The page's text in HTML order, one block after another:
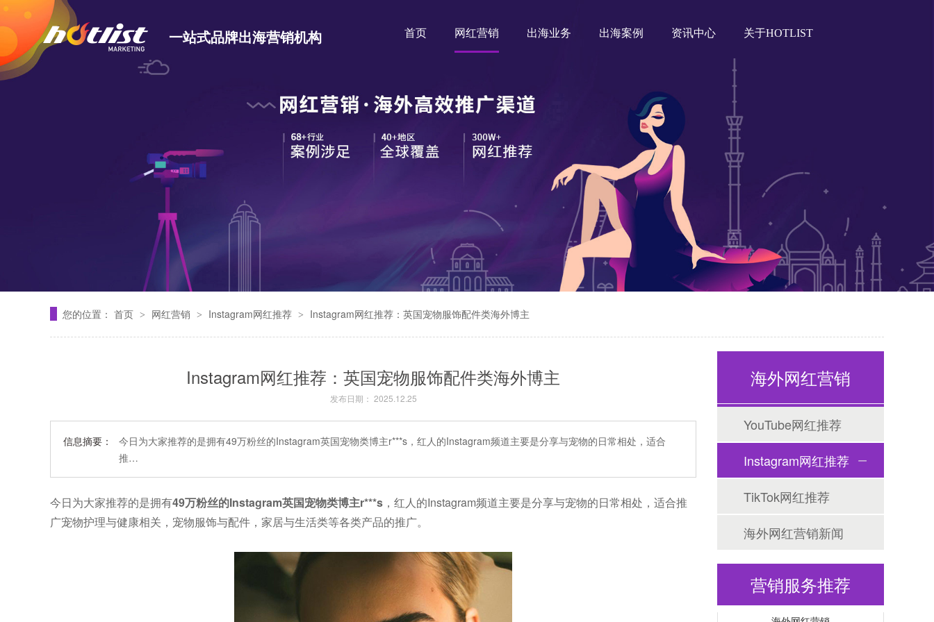
一站式品牌出海营销机构 首页 网红营销 出海业务 出海案例 资讯中心 关于HOTLIST
您的位置： 首页 > 网红营销 > Instagram网红推荐 > Instagram网红推荐：英国宠物服饰配件类海外博主
Instagram网红推荐：英国宠物服饰配件类海外博主
发布日期： 2025.12.25
信息摘要：
今日为大家推荐的是拥有49万粉丝的Instagram英国宠物类博主r***s，红人的Instagram频道主要是分享与宠物的日常相处，适合
推…
今日为大家推荐的是拥有49万粉丝的Instagram英国宠物类博主r***s ，红人的Instagram频道主要是分享与宠物的日常相处，适合推
广宠物护理与健康相关，宠物服饰与配件，家居与生活类等各类产品的推广。
海外网红营销
YouTube网红推荐
Instagram网红推荐
TikTok网红推荐
海外网红营销新闻
营销服务推荐
海外网红营销